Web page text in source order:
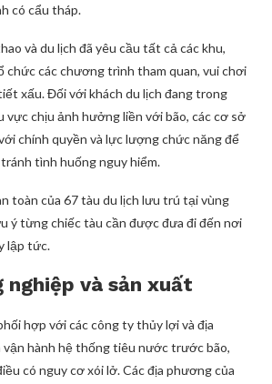
có cẩu tháp.
và du lịch đã yêu cầu tất cả các khu,
chức các chương trình tham quan, vui chơi
xấu. Đối với khách du lịch đang trong
vực chịu ảnh hưởng liền với bão, các cơ sở
chính quyền và lực lượng chức năng để
tình huống nguy hiểm.
toàn của 67 tàu du lịch lưu trú tại vùng
ý từng chiếc tàu cần được đưa đi đến nơi
lập tức.
nghiệp và sản xuất
hợp với các công ty thủy lợi và địa
hành hệ thống tiêu nước trước bão,
có nguy cơ xói lở. Các địa phương của